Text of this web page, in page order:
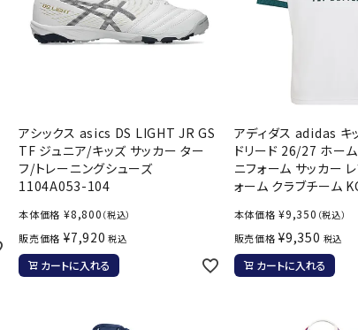
アシックス asics DS LIGHT JR GS
TF ジュニア/キッズ サッカー ター
フ/トレーニングシューズ
1104A053-104
本体価格 ¥8,800 （税込）
販売価格 ¥7,920 税込
カートに入れる
アディダス adidas キ
ドリード 26/27 ホー
ニフォーム サッカー
ォーム クラブチーム
本体価格 ¥9,350 （税込）
販売価格 ¥9,350 税込
カートに入れる